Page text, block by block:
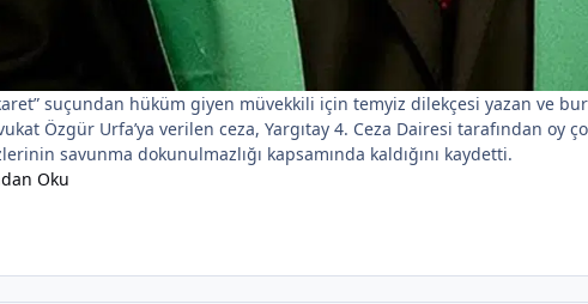
suçundan hüküm giyen müvekkili için temyiz dilekçesi yazan ve
Özgür Urfa’ya verilen ceza, Yargıtay 4. Ceza Dairesi tarafından oy
savunma dokunulmazlığı kapsamında kaldığını kaydetti.
Oku